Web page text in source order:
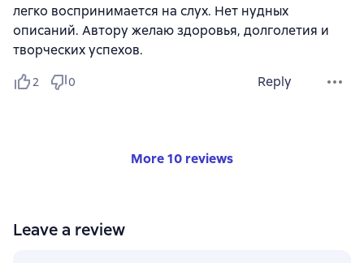
легко воспринимается на слух. Нет нудных
описаний. Автору желаю здоровья, долголетия и
творческих успехов.
2 0 Reply
More 10 reviews
Leave a review